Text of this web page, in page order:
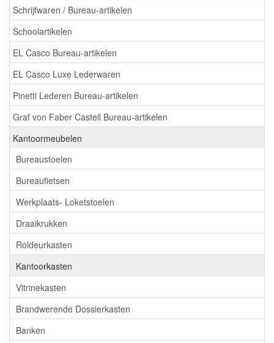
Schrijfwaren / Bureau-artikelen
Schoolartikelen
EL Casco Bureau-artikelen
EL Casco Luxe Lederwaren
Pinetti Lederen Bureau-artikelen
Graf von Faber Castell Bureau-artikelen
Kantoormeubelen
Bureaustoelen
Bureaufietsen
Werkplaats- Loketstoelen
Draaikrukken
Roldeurkasten
Kantoorkasten
Vitrinekasten
Brandwerende Dossierkasten
Banken